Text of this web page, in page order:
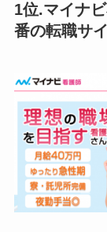
1位.マイナ
番の転職サ